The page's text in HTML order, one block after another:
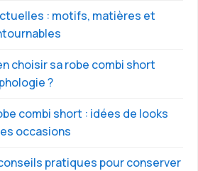
: motifs, matières et
choisir sa robe combi short
?
combi short : idées de looks
occasions
pratiques pour conserver